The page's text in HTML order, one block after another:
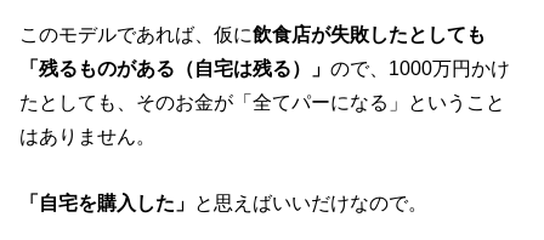
このモデルであれば、仮に飲食店が失敗したとしても
「残るものがある（自宅は残る）」ので、1000万円かけ
たとしても、そのお金が「全てパーになる」ということ
はありません。
「自宅を購入した」 と思えばいいだけなので。